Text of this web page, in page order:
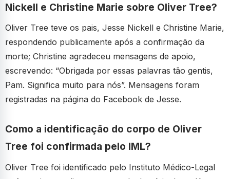
Nickell e Christine Marie sobre Oliver Tree?
Oliver Tree teve os pais, Jesse Nickell e Christine Marie,
respondendo publicamente após a confirmação da
morte; Christine agradeceu mensagens de apoio,
escrevendo: “Obrigada por essas palavras tão gentis,
Pam. Significa muito para nós”. Mensagens foram
registradas na página do Facebook de Jesse.
Como a identificação do corpo de Oliver
Tree foi confirmada pelo IML?
Oliver Tree foi identificado pelo Instituto Médico-Legal